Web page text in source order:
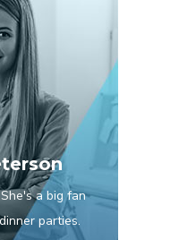
a big fan
parties.